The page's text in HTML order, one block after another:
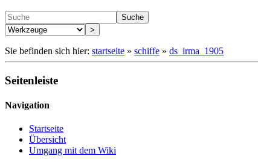
Suche
>
Sie befinden sich hier: startseite » schiffe » ds_irma_1905
Seitenleiste
Navigation
Startseite
Übersicht
Umgang mit dem Wiki